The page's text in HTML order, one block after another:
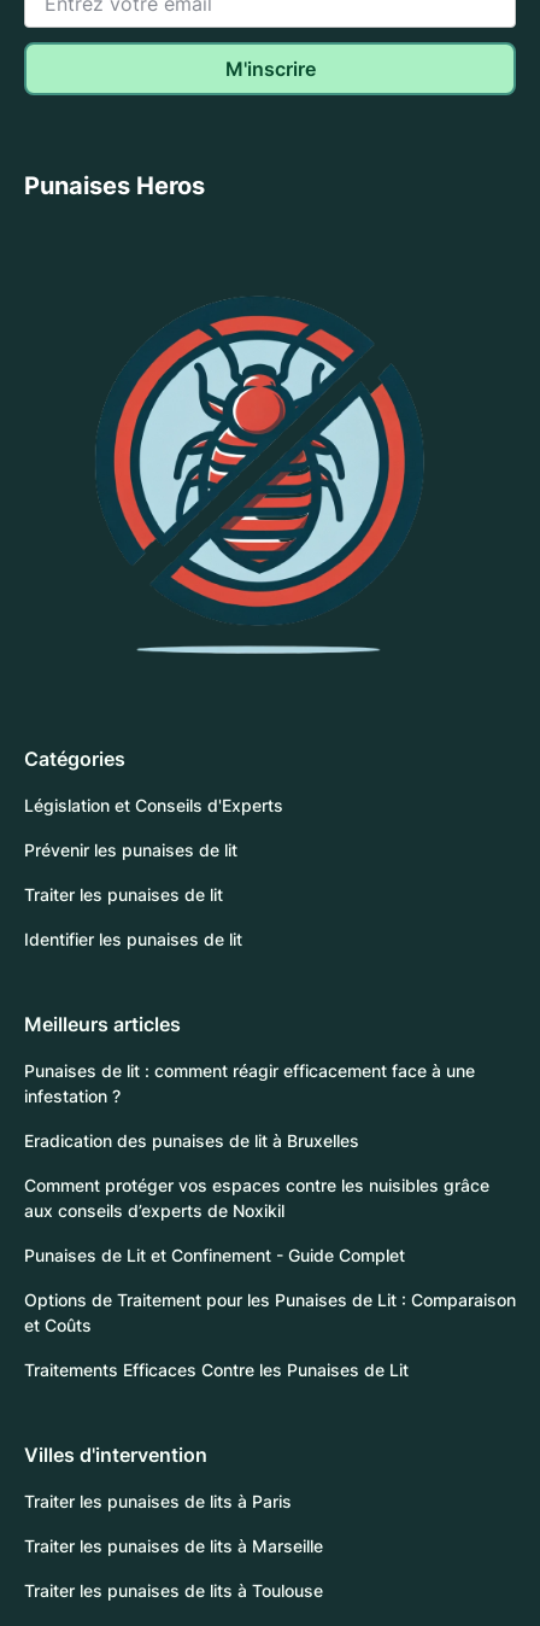
Punaises Heros
Catégories
Législation et Conseils d'Experts
Prévenir les punaises de lit
Traiter les punaises de lit
Identifier les punaises de lit
Meilleurs articles
Punaises de lit : comment réagir efficacement face à une
infestation ?
Eradication des punaises de lit à Bruxelles
Comment protéger vos espaces contre les nuisibles grâce
aux conseils d’experts de Noxikil
Punaises de Lit et Confinement - Guide Complet
Options de Traitement pour les Punaises de Lit : Comparaison
et Coûts
Traitements Efficaces Contre les Punaises de Lit
Villes d'intervention
Traiter les punaises de lits à Paris
Traiter les punaises de lits à Marseille
Traiter les punaises de lits à Toulouse